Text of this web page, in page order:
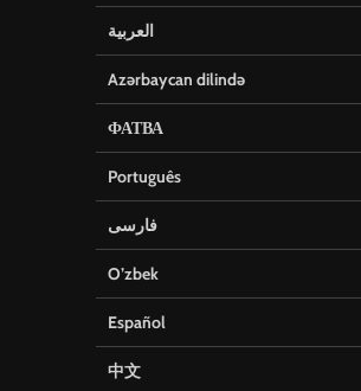
العربية
Azərbaycan dilində
ФАТВА
Português
فارسی
O’zbek
Español
中文